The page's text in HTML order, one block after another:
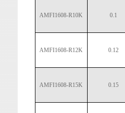
AMFI1608-R10K 0.1
AMFI1608-R12K 0.12
AMFI1608-R15K 0.15